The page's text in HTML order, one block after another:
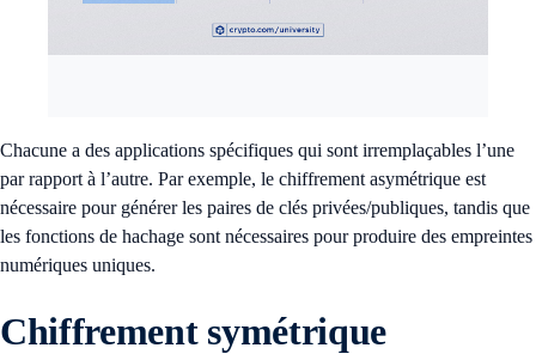
Chacune a des applications spécifiques qui sont irremplaçables l’une
par rapport à l’autre. Par exemple, le chiffrement asymétrique est
nécessaire pour générer les paires de clés privées/publiques, tandis que
les fonctions de hachage sont nécessaires pour produire des empreintes
numériques uniques.
Chiffrement symétrique